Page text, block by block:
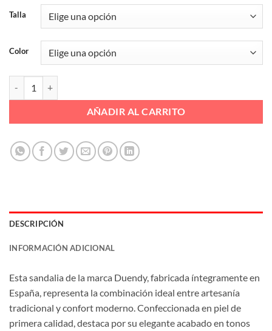
Talla
Color
AÑADIR AL CARRITO
DESCRIPCIÓN
INFORMACIÓN ADICIONAL
Esta sandalia de la marca Duendy, fabricada íntegramente en
España, representa la combinación ideal entre artesanía
tradicional y confort moderno. Confeccionada en piel de
primera calidad, destaca por su elegante acabado en tonos